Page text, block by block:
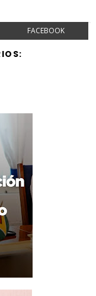
FACEBOOK